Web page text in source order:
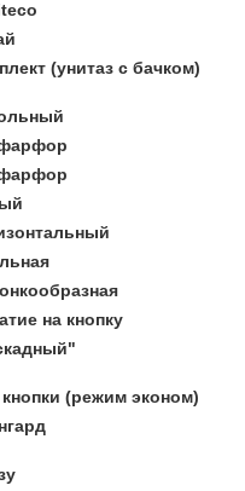
(унитаз с бачком)
на кнопку
(режим эконом)